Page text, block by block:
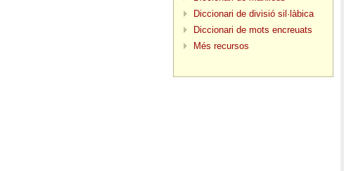
Diccionari de divisió sil·làbica
Diccionari de mots encreuats
Més recursos